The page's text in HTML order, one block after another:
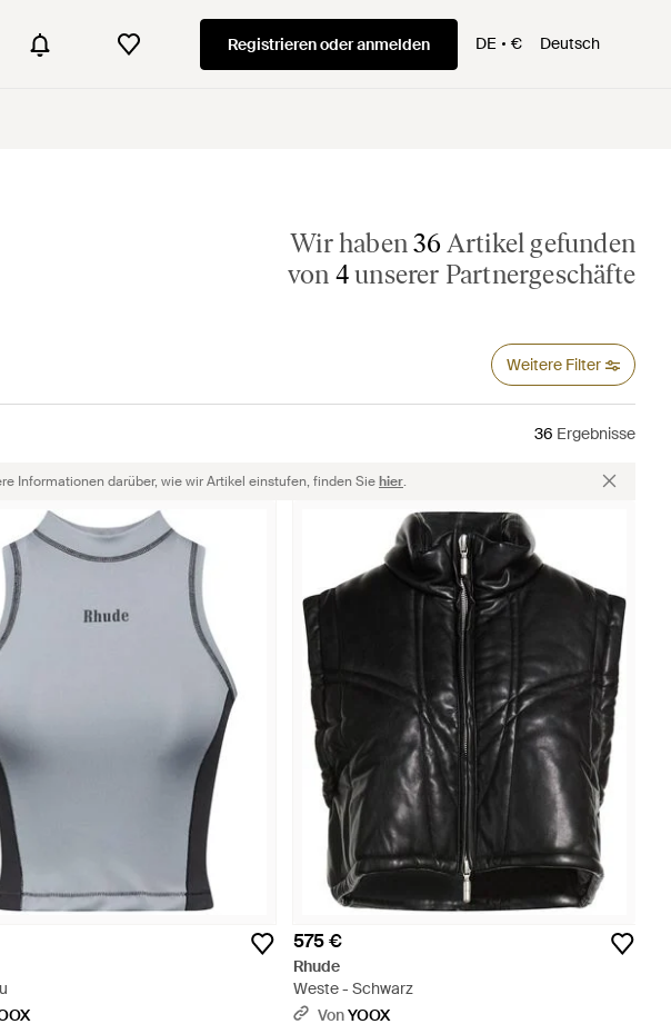
Registrieren oder anmelden DE € Deutsch
Wir haben36 Artikel gefunden
von 4unserer Partnergeschäfte
Weitere Filter
36 Ergebnisse
Informationen darüber, wie wir Artikel einstufen, finden Siehier.
575 €
Rhude
Weste - Schwarz
VonYOOX